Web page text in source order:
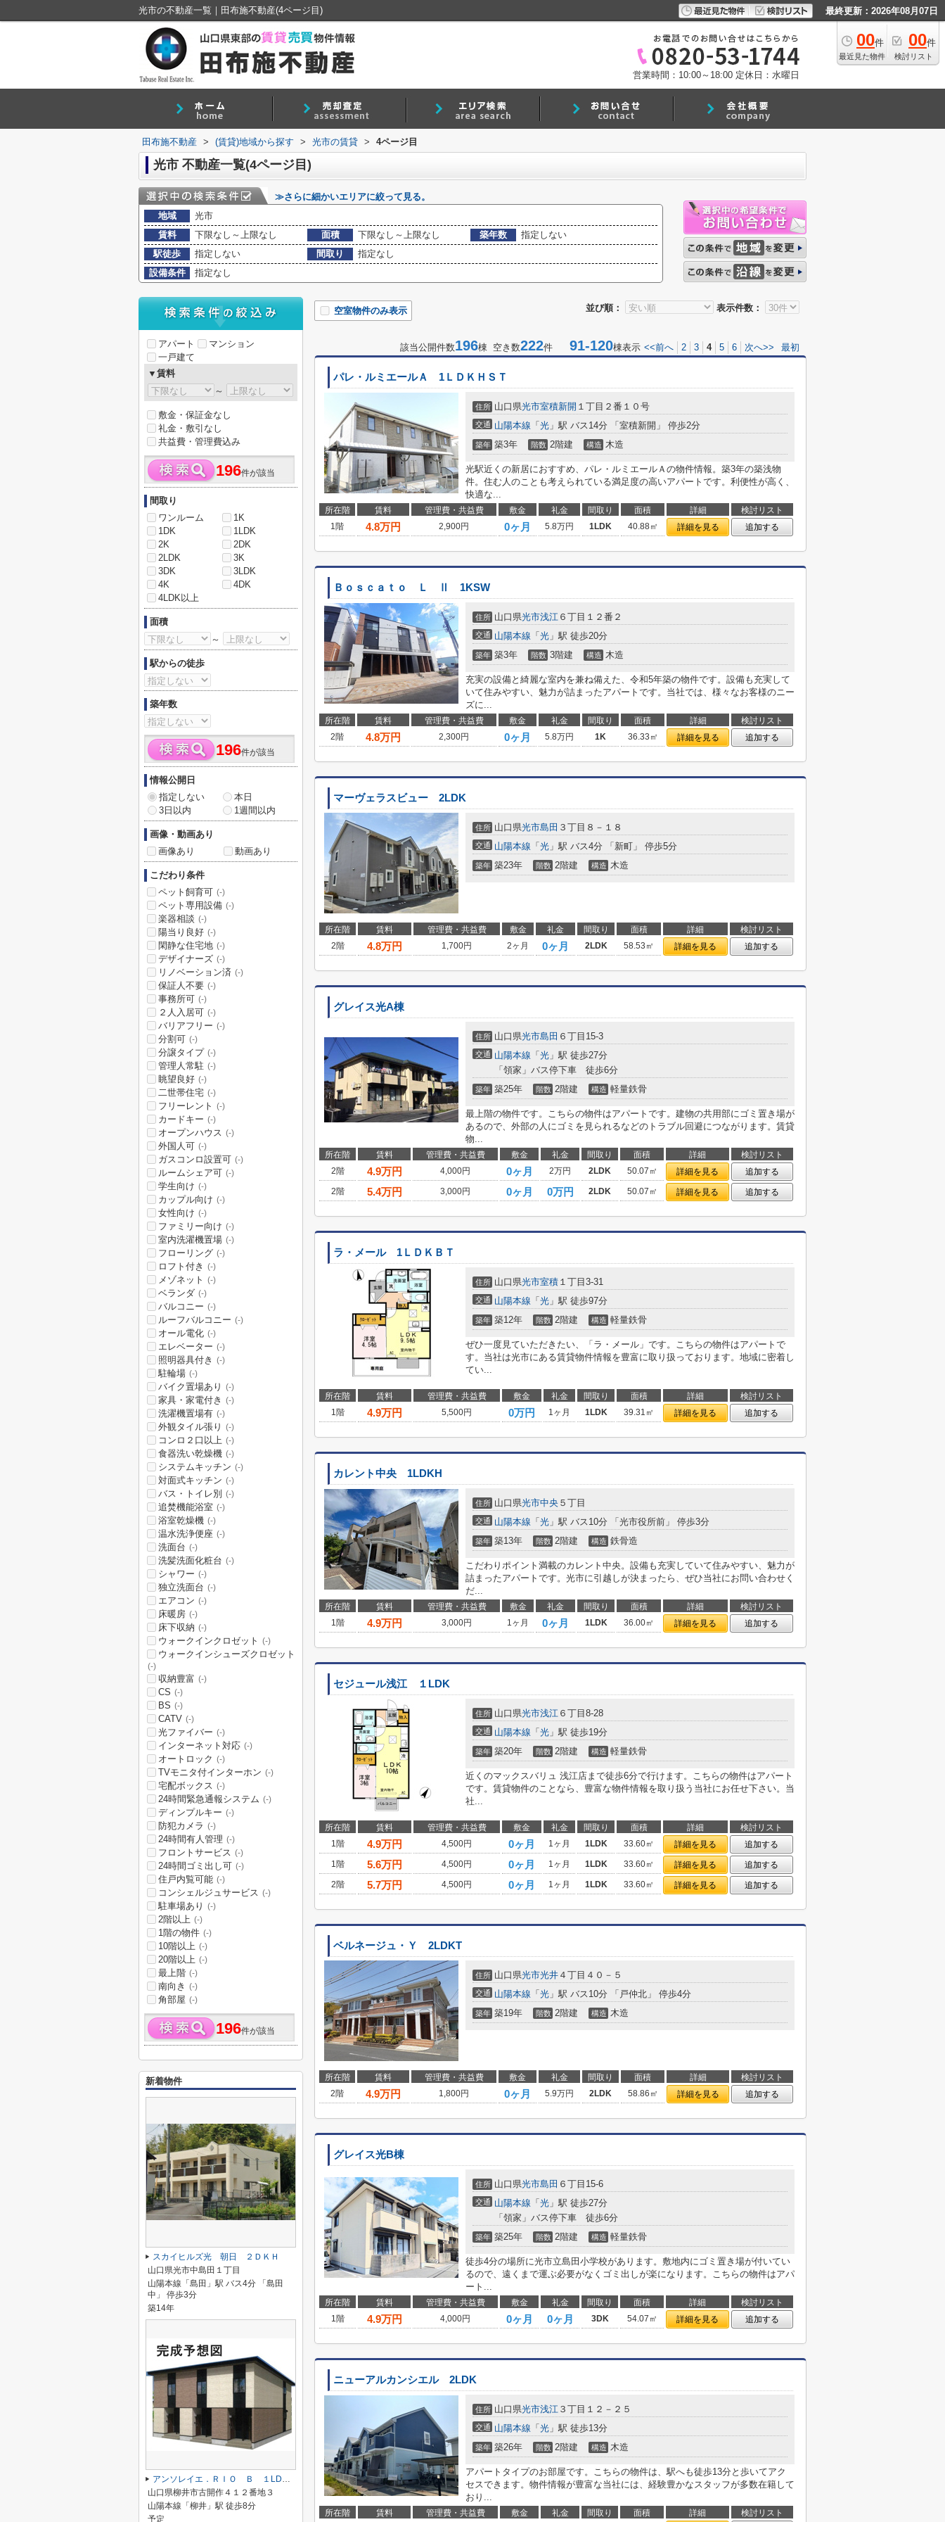
光市の不動産一覧｜田布施不動産(4ページ目) 最終更新：2026年08月07日
00件
最近見た物件
00件
検討リスト
営業時間：10:00～18:00 定休日：水曜日
田布施不動産 > (賃貸)地域から探す > 光市の賃貸 > 4ページ目
光市 不動産一覧(4ページ目)
≫さらに細かいエリアに絞って見る。
地域
光市
賃料
下限なし～上限なし 面積 下限なし～上限なし 築年数
指定しない
駅徒歩
指定しない 間取り
指定なし
設備条件
指定なし
並び順： 表示件数：
空室物件のみ表示
該当公開件数196棟 空き数222件 91-120棟表示 <<前へ 2 3 4 5 6 次へ>> 最初
パレ・ルミエールＡ 1ＬＤＫＨＳＴ
住所 山口県光市室積新開 １丁目２番１０号
交通 山陽本線 「 光 」駅 バス14分 「室積新開」 停歩2分
築年 築3年 階数 2階建 構造 木造
光駅近くの新居におすすめ、パレ・ルミエールＡの物件情報。築3年の築浅物
件。住む人のことも考えられている満足度の高いアパートです。利便性が高く、
快適な...
所在階 賃料 管理費・共益費 敷金 礼金 間取り 面積 詳細
検討リスト
1階
4.8万円 2,900円 0ヶ月 5.8万円 1LDK 40.88㎡ 詳細を見る 追加する
Ｂｏｓｃａｔｏ Ｌ Ⅱ 1KSW
住所 山口県光市浅江 ６丁目１２番２
交通 山陽本線 「 光 」駅 徒歩20分
築年 築3年 階数 3階建 構造 木造
充実の設備と綺麗な室内を兼ね備えた、令和5年築の物件です。設備も充実して
いて住みやすい、魅力が詰まったアパートです。当社では、様々なお客様のニー
ズに...
所在階 賃料 管理費・共益費 敷金 礼金 間取り 面積 詳細
検討リスト
2階
4.8万円 2,300円 0ヶ月 5.8万円 1K 36.33㎡ 詳細を見る 追加する
マーヴェラスビュー 2LDK
住所 山口県光市島田 ３丁目８－１８
交通 山陽本線 「 光 」駅 バス4分 「新町」 停歩5分
築年 築23年 階数 2階建 構造 木造
所在階 賃料 管理費・共益費 敷金 礼金 間取り 面積 詳細
検討リスト
2階
4.8万円 1,700円 2ヶ月 0ヶ月 2LDK 58.53㎡ 詳細を見る 追加する
グレイス光A棟
住所 山口県光市島田 ６丁目15-3
交通 山陽本線 「 光 」駅 徒歩27分
「領家」バス停下車 徒歩6分
築年 築25年 階数 2階建 構造 軽量鉄骨
最上階の物件です。こちらの物件はアパートです。建物の共用部にゴミ置き場が
あるので、外部の人にゴミを見られるなどのトラブル回避につながります。賃貸
物...
所在階 賃料 管理費・共益費 敷金 礼金 間取り 面積 詳細
検討リスト
2階
4.9万円 4,000円 0ヶ月 2万円 2LDK 50.07㎡ 詳細を見る
追加する
2階
5.4万円 3,000円 0ヶ月 0万円 2LDK 50.07㎡ 詳細を見る 追加する
ラ・メール 1ＬＤＫＢＴ
住所 山口県光市室積 １丁目3-31
交通 山陽本線 「 光 」駅 徒歩97分
築年 築12年 階数 2階建 構造 軽量鉄骨
ぜひ一度見ていただきたい、「ラ・メール」です。こちらの物件はアパートで
す。当社は光市にある賃貸物件情報を豊富に取り扱っております。地域に密着し
てい...
所在階 賃料 管理費・共益費 敷金 礼金 間取り 面積 詳細
検討リスト
1階
4.9万円 5,500円 0万円 1ヶ月 1LDK 39.31㎡ 詳細を見る 追加する
カレント中央 1LDKH
住所 山口県光市中央 ５丁目
交通 山陽本線 「 光 」駅 バス10分 「光市役所前」 停歩3分
築年 築13年 階数 2階建 構造 鉄骨造
こだわりポイント満載のカレント中央。設備も充実していて住みやすい、魅力が
詰まったアパートです。光市に引越しが決まったら、ぜひ当社にお問い合わせく
だ...
所在階 賃料 管理費・共益費 敷金 礼金 間取り 面積 詳細
検討リスト
1階
4.9万円 3,000円 1ヶ月 0ヶ月 1LDK 36.00㎡ 詳細を見る 追加する
セジュール浅江 １LDK
住所 山口県光市浅江 ６丁目8-28
交通 山陽本線 「 光 」駅 徒歩19分
築年 築20年 階数 2階建 構造 軽量鉄骨
近くのマックスバリュ 浅江店まで徒歩6分で行けます。こちらの物件はアパート
です。賃貸物件のことなら、豊富な物件情報を取り扱う当社にお任せ下さい。当
社...
所在階 賃料 管理費・共益費 敷金 礼金 間取り 面積 詳細
検討リスト
1階
4.9万円 4,500円 0ヶ月 1ヶ月 1LDK 33.60㎡ 詳細を見る
追加する
1階
5.6万円 4,500円 0ヶ月 1ヶ月 1LDK 33.60㎡ 詳細を見る
追加する
2階
5.7万円 4,500円 0ヶ月 1ヶ月 1LDK 33.60㎡ 詳細を見る 追加する
ベルネージュ・Ｙ 2LDKT
住所 山口県光市光井 ４丁目４０－５
交通 山陽本線 「 光 」駅 バス10分 「戸仲北」 停歩4分
築年 築19年 階数 2階建 構造 木造
所在階 賃料 管理費・共益費 敷金 礼金 間取り 面積 詳細
検討リスト
2階
4.9万円 1,800円 0ヶ月 5.9万円 2LDK 58.86㎡ 詳細を見る 追加する
グレイス光B棟
住所 山口県光市島田 ６丁目15-6
交通 山陽本線 「 光 」駅 徒歩27分
「領家」バス停下車 徒歩6分
築年 築25年 階数 2階建 構造 軽量鉄骨
徒歩4分の場所に光市立島田小学校があります。敷地内にゴミ置き場が付いてい
るので、遠くまで運ぶ必要がなくゴミ出しが楽になります。こちらの物件はアパ
ート...
所在階 賃料 管理費・共益費 敷金 礼金 間取り 面積 詳細
検討リスト
1階
4.9万円 4,000円 0ヶ月 0ヶ月 3DK 54.07㎡ 詳細を見る 追加する
ニューアルカンシエル 2LDK
住所 山口県光市浅江 ３丁目１２－２５
交通 山陽本線 「 光 」駅 徒歩13分
築年 築26年 階数 2階建 構造 木造
アパートタイプのお部屋です。こちらの物件は、駅へも徒歩13分と歩いてアク
セスできます。物件情報が豊富な当社には、経験豊かなスタッフが多数在籍して
おり...
所在階 賃料 管理費・共益費 敷金 礼金 間取り 面積 詳細 検討リスト
アパート
マンション
一戸建て
▼賃料
～
敷金・保証金なし
礼金・敷引なし
共益費・管理費込み
196件が該当
間取り
ワンルーム
1K
1DK
1LDK
2K
2DK
2LDK
3K
3DK
3LDK
4K
4DK
4LDK以上
面積
～
駅からの徒歩
築年数
196件が該当
情報公開日
指定しない
本日
3日以内
1週間以内
画像・動画あり
画像あり
動画あり
こだわり条件
ペット飼育可 (-)
ペット専用設備 (-)
楽器相談 (-)
陽当り良好 (-)
閑静な住宅地 (-)
デザイナーズ (-)
リノベーション済 (-)
保証人不要 (-)
事務所可 (-)
２人入居可 (-)
バリアフリー (-)
分割可 (-)
分譲タイプ (-)
管理人常駐 (-)
眺望良好 (-)
二世帯住宅 (-)
フリーレント (-)
カードキー (-)
オープンハウス (-)
外国人可 (-)
ガスコンロ設置可 (-)
ルームシェア可 (-)
学生向け (-)
カップル向け (-)
女性向け (-)
ファミリー向け (-)
室内洗濯機置場 (-)
フローリング (-)
ロフト付き (-)
メゾネット (-)
ベランダ (-)
バルコニー (-)
ルーフバルコニー (-)
オール電化 (-)
エレベーター (-)
照明器具付き (-)
駐輪場 (-)
バイク置場あり (-)
家具・家電付き (-)
洗濯機置場有 (-)
外観タイル張り (-)
コンロ２口以上 (-)
食器洗い乾燥機 (-)
システムキッチン (-)
対面式キッチン (-)
バス・トイレ別 (-)
追焚機能浴室 (-)
浴室乾燥機 (-)
温水洗浄便座 (-)
洗面台 (-)
洗髪洗面化粧台 (-)
シャワー (-)
独立洗面台 (-)
エアコン (-)
床暖房 (-)
床下収納 (-)
ウォークインクロゼット (-)
ウォークインシューズクロゼット
(-)
収納豊富 (-)
CS (-)
BS (-)
CATV (-)
光ファイバー (-)
インターネット対応 (-)
オートロック (-)
TVモニタ付インターホン (-)
宅配ボックス (-)
24時間緊急通報システム (-)
ディンプルキー (-)
防犯カメラ (-)
24時間有人管理 (-)
フロントサービス (-)
24時間ゴミ出し可 (-)
住戸内覧可能 (-)
コンシェルジュサービス (-)
駐車場あり (-)
2階以上 (-)
1階の物件 (-)
10階以上 (-)
20階以上 (-)
最上階 (-)
南向き (-)
角部屋 (-)
196件が該当
新着物件
スカイヒルズ光 朝日 ２ＤＫＨ
山口県光市中島田１丁目
山陽本線「島田」駅 バス4分 「島田
中」 停歩3分
築14年
アンソレイエ．ＲＩＯ Ｂ １LDKHT
山口県柳井市古開作４１２番地３
山陽本線「柳井」駅 徒歩8分
予定